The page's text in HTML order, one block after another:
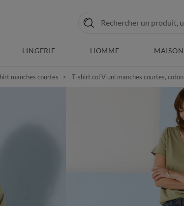
LINGERIE HOMME MAISON
manches courtes T-shirt col V uni manches courtes, coton